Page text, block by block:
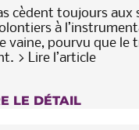
cèdent toujours aux
à
vaine, pourvu que le
> Lire l’article
LE DÉTAIL